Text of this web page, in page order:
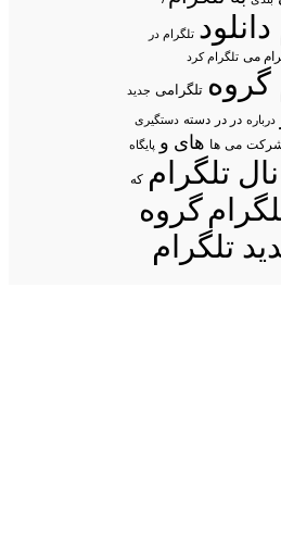
تلگرام در
می تلگرام کرد
گروه تلگرامی جدید
درباره در در دسته دستگیری
می ها های و پایگاه
تلگرام که
گروه
تلگرام